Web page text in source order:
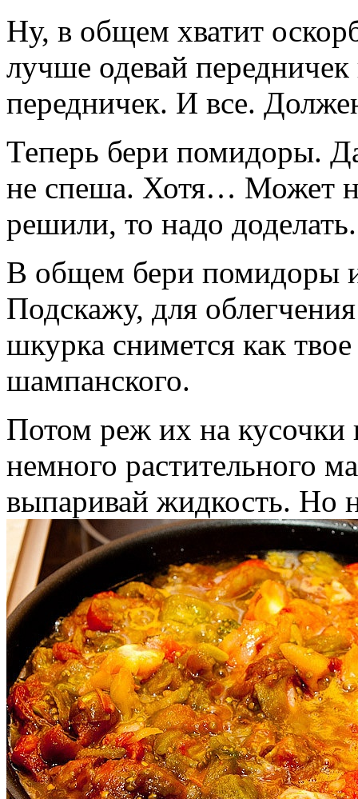
Ну, в общем хватит
лучше одевай
передничек. И все.
Теперь бери помидоры.
не спеша. Хотя… Может
решили, то надо доделать.
В общем бери помидоры
Подскажу, для
шкурка снимется как
шампанского.
Потом реж их на кусочки
немного растительного
выпаривай жидкость. Но